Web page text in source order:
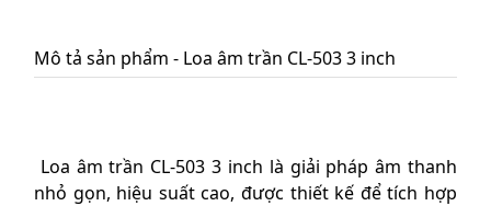
Mô tả sản phẩm - Loa âm trần CL-503 3 inch
Loa âm trần CL-503 3 inch là giải pháp âm thanh
nhỏ gọn, hiệu suất cao, được thiết kế để tích hợp